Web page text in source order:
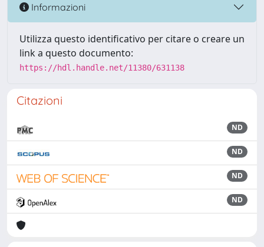
Informazioni
Utilizza questo identificativo per citare o creare un
link a questo documento:
https://hdl.handle.net/11380/631138
Citazioni
ND
ND
ND
ND